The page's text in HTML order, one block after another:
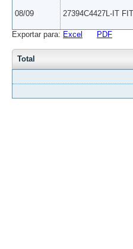
08/09 27394C4427L-IT
Exportar para: Excel PDF
Total